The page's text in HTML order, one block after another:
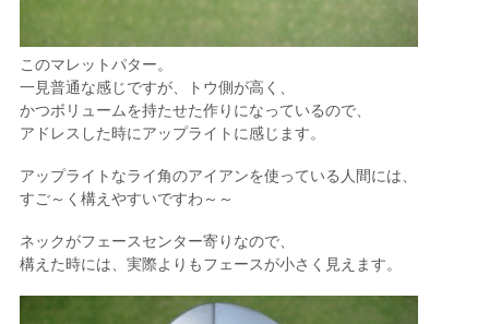
このマレットパター。
一見普通な感じですが、トウ側が高く、
かつボリュームを持たせた作りになっているので、
アドレスした時にアップライトに感じます。
アップライトなライ角のアイアンを使っている人間には、
すご～く構えやすいですわ～～
ネックがフェースセンター寄りなので、
構えた時には、実際よりもフェースが小さく見えます。